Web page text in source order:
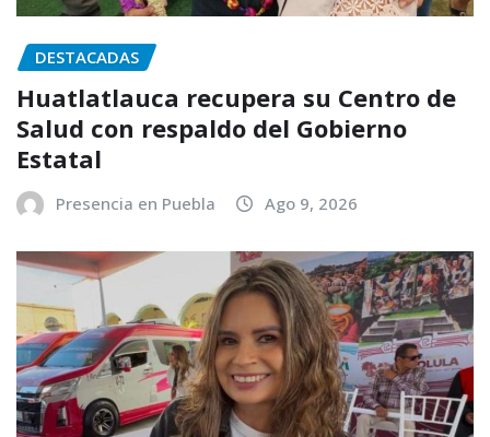
DESTACADAS
Huatlatlauca recupera su Centro de
Salud con respaldo del Gobierno
Estatal
Presencia en Puebla Ago 9, 2026